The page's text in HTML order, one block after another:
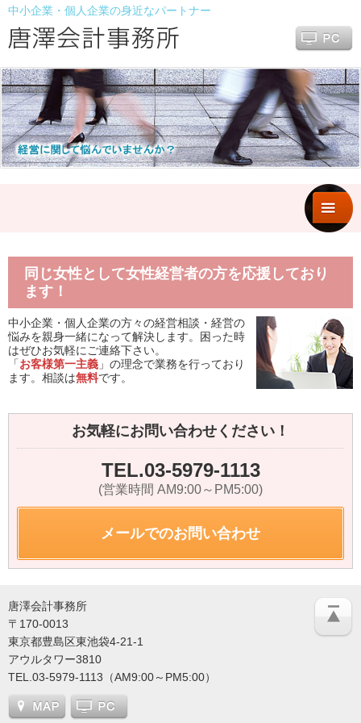
中小企業・個人企業の身近なパートナー
同じ女性として女性経営者の方を応援しており
ます！
中小企業・個人企業の方々の経営相談・経営の
悩みを親身一緒になって解決します。困った時
はぜひお気軽にご連絡下さい。
「お客様第一主義 」の理念で業務を行っており
ます。相談は無料です。
お気軽にお問い合わせください！
TEL.03-5979-1113
(営業時間 AM9:00～PM5:00)
メールでのお問い合わせ
唐澤会計事務所
〒170-0013
東京都豊島区東池袋4-21-1
アウルタワー3810
TEL.03-5979-1113（AM9:00～PM5:00）